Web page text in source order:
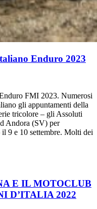
Enduro 2023
FMI 2023. Numerosi
gli appuntamenti della
tricolore – gli Assoluti
Andora (SV) per
9 e 10 settembre. Molti dei
E IL MOTOCLUB
D’ITALIA 2022